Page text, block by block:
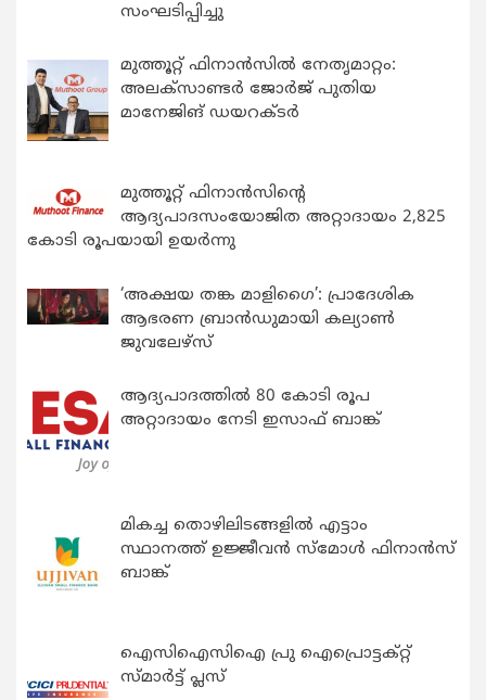
സംഘടിപ്പിച്ചു
മുത്തൂറ്റ് ഫിനാൻസിൽ നേതൃമാറ്റം:
അലക്സാണ്ടർ ജോർജ് പുതിയ
മാനേജിങ് ഡയറക്ടർ
മുത്തൂറ്റ് ഫിനാൻസിന്റെ
ആദ്യപാദസംയോജിത അറ്റാദായം 2,825
കോടി രൂപയായി ഉയർന്നു
‘അക്ഷയ തങ്ക മാളിഗൈ’: പ്രാദേശിക
ആഭരണ ബ്രാന്‍ഡുമായി കല്യാണ്‍
ജുവലേഴ്‌സ്
ആദ്യപാദത്തിൽ 80 കോടി രൂപ
അറ്റാദായം നേടി ഇസാഫ് ബാങ്ക്
മികച്ച തൊഴിലിടങ്ങളിൽ എട്ടാം
സ്ഥാനത്ത് ഉജ്ജീവൻ സ്മോൾ ഫിനാൻസ്
ബാങ്ക്
ഐസിഐസിഐ പ്രു ഐപ്രൊട്ടക്റ്റ്
സ്മാർട്ട് പ്ലസ്